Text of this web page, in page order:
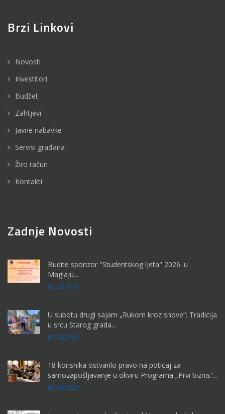
Brzi Linkovi
Novosti
Investitori
Budžet
Zahtjevi
Javne nabavke
Servisi građana
Žiro račun
Kontakti
Zadnje Novosti
Budite sponzor "Studentskog ljeta" 2026. u
Maglaju...
07.08.2026
U subotu drugi sajam „Rukom kroz snove“: Tradicija
u srcu Starog grada...
07.08.2026
18 korisnika ostvarilo pravo na poticaj za
samozapošljavanje u okviru Programa „Prvi biznis“...
06.08.2026